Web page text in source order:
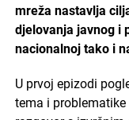
mreža nastavlja
djelovanja javnog i
nacionalnoj tako i
U prvoj epizodi
tema i problematike